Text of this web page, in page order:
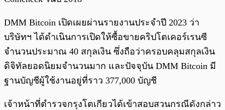
DMM Bitcoin เปิดเผยผ่านรายงานประจำปี 2023 ว่า
บริษัทฯ ได้ดำเนินการเปิดให้ซื้อขายคริปโตเคอร์เรนซี
จำนวนประมาณ 40 สกุลเงิน ซึ่งถือว่าครอบคลุมสกุลเงิน
ดิจิทัลยอดนิยมจำนวนมาก และปัจจุบัน DMM Bitcoin มี
ฐานบัญชีผู้ใช้งานอยู่ที่ราว 377,000 บัญชี
เจ้าหน้าที่ตำรวจกรุงโตเกียวได้เข้าสอบสวนกรณีดังกล่าว